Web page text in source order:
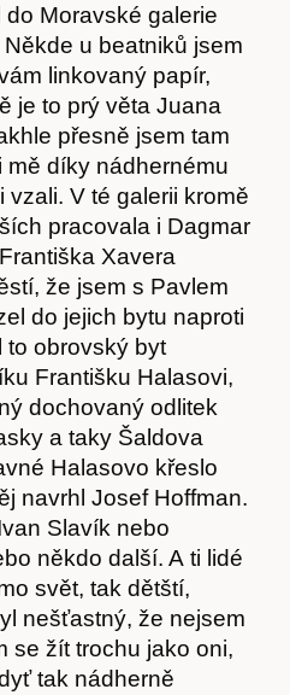
Moravské galerie
u beatniků jsem
linkovaný papír,
je to prý věta Juana
přesně jsem tam
mě díky nádhernému
V té galerii kromě
pracovala i Dagmar
Xavera
že jsem s Pavlem
do jejich bytu naproti
to obrovský byt
Františku Halasovi,
dochovaný odlitek
a taky Šaldova
Halasovo křeslo
navrhl Josef Hoffman.
Slavík nebo
někdo další. A ti lidé
svět, tak dětští,
nešťastný, že nejsem
se žít trochu jako oni,
tak nádherně